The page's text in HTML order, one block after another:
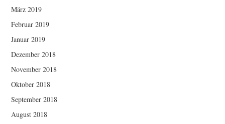
März 2019
Februar 2019
Januar 2019
Dezember 2018
November 2018
Oktober 2018
September 2018
August 2018